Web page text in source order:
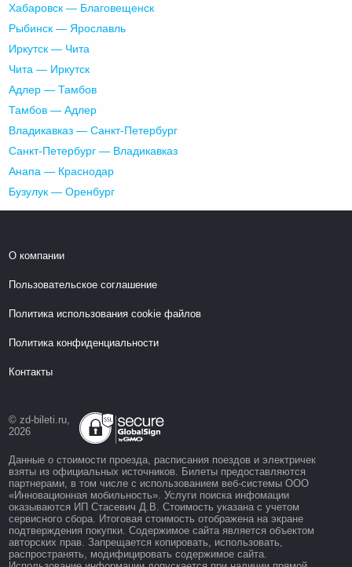
Хабаровск — Благовещенск
Рыбинск — Ярославль
Иркутск — Чита
Чита — Иркутск
Адлер — Тамбов
Тамбов — Адлер
Владикавказ — Санкт-Петербург
Санкт-Петербург — Владикавказ
Анапа — Краснодар
Бузулук — Оренбург
О компании
Пользовательское соглашение
Политика использования cookie файлов
Политика конфиденциальности
Контакты
© zd-bileti.ru,
2026
Данные о стоимости проезда, расписания поездов и электричек
взяты из официальных источников. Билеты предоставляются
партнерами, в том числе с использованием веб-системы ООО
«Инновационная мобильность». Услуги поиска инфомации
оказываются ИП Стасевич Д.В. Стоимость указана с учетом
сервисного сбора. Итоговая стоимость отображена на экране
подтверждения покупки. Содержимое сайта является объектом
авторских прав. Запрещается копировать, использовать,
распространять, модифицировать содержимое сайта.